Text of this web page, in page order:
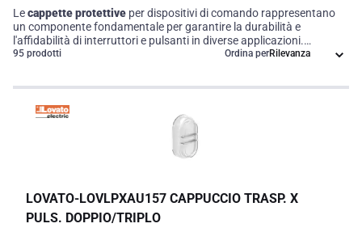
Lecappette protettive per dispositivi di comando rappresentano
un componente fondamentale per garantire la durabilità e
l'affidabilità di interruttori e pulsanti in diverse applicazioni.
Progettate per difendere questi dispositivi da fattori ambientali,
prestazioni elevate e una maggiore longevità dei vostri sistemi di
95 prodotti Ordina per
LOVATO-LOVLPXAU157 CAPPUCCIO TRASP. X
PULS. DOPPIO/TRIPLO